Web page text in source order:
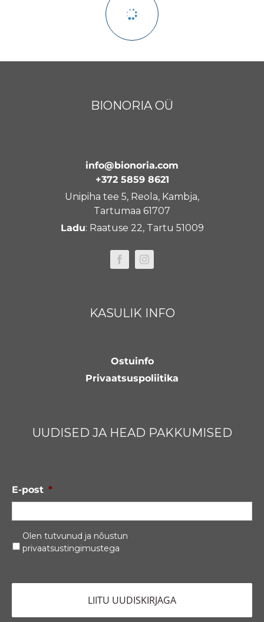
BIONORIA OÜ
info@bionoria.com
+372 5859 8621
Unipiha tee 5, Reola, Kambja,
Tartumaa 61707
Ladu: Raatuse 22, Tartu 51009
KASULIK INFO
Ostuinfo
Privaatsuspoliitika
UUDISED JA HEAD PAKKUMISED
E-post *
Privaatsustingimused *
Olen tutvunud ja nõustun
privaatsustingimustega